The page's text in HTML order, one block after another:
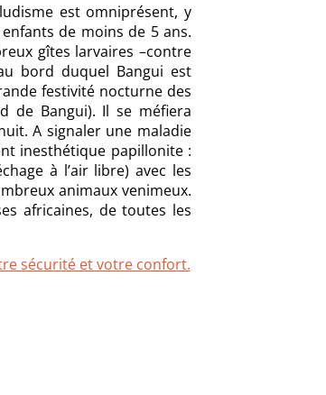
est omniprésent, y
de moins de 5 ans.
gîtes larvaires –contre
bord duquel Bangui est
festivité nocturne des
de Bangui). Il se méfiera
A signaler une maladie
inesthétique papillonite :
à l’air libre) avec les
animaux venimeux.
africaines, de toutes les
sécurité et votre confort.